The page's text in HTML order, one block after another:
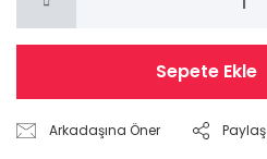
Sepete Ekle
Arkadaşına Öner Paylaş